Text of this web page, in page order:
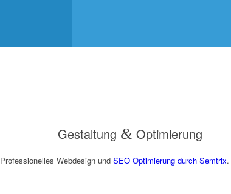
Gestaltung &Optimierung
Professionelles Webdesign und SEO Optimierung durch Semtrix.